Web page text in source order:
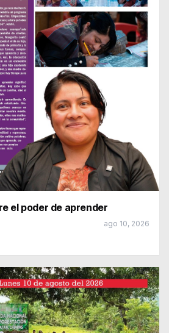
el poder de aprender
ago 10, 2026